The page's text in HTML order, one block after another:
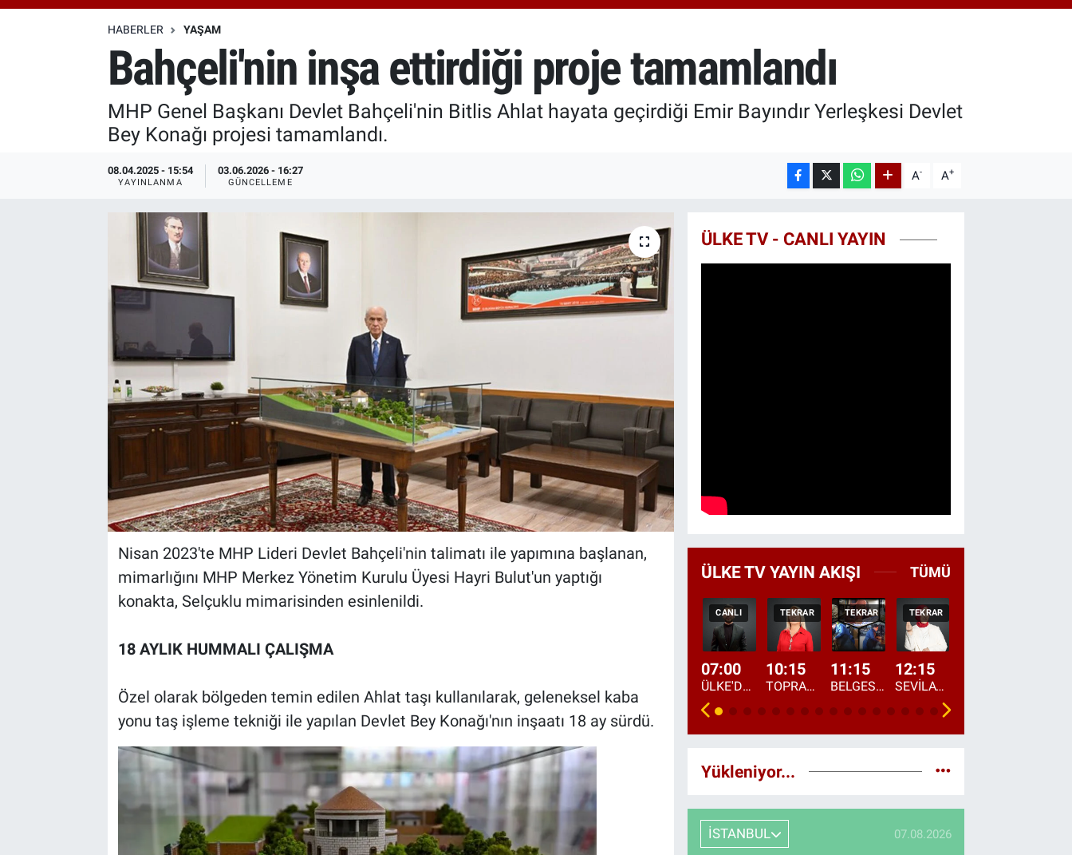
65.130,04
%1.2
HABERLER YAŞAM
Bahçeli'nin inşa ettirdiği proje tamamlandı
MHP Genel Başkanı Devlet Bahçeli'nin Bitlis Ahlat hayata geçirdiği Emir Bayındır Yerleşkesi Devlet
Bey Konağı projesi tamamlandı.
08.04.2025 - 15:54
YAYINLANMA
03.06.2026 - 16:27
GÜNCELLEME A- A+
Nisan 2023'te MHP Lideri Devlet Bahçeli'nin talimatı ile yapımına başlanan,
mimarlığını MHP Merkez Yönetim Kurulu Üyesi Hayri Bulut'un yaptığı
konakta, Selçuklu mimarisinden esinlenildi.
18 AYLIK HUMMALI ÇALIŞMA
Özel olarak bölgeden temin edilen Ahlat taşı kullanılarak, geleneksel kaba
yonu taş işleme tekniği ile yapılan Devlet Bey Konağı'nın inşaatı 18 ay sürdü.
ÜLKE TV - CANLI YAYIN
ÜLKE TV YAYIN AKIŞI TÜMÜ
CANLI
07:00
ÜLKE'DE BU SABAH
TEKRAR
10:15
TOPRAKTAN SOFRAYA
TEKRAR
11:15
BELGESEL: "ÜLKE'NİN ALIN TERİ"
TEKRAR
12:15
SEVİLAY SUNGUR İLE ELİMİN BEREKETİ
Yükleniyor...
İSTANBUL 07.08.2026
Özel Haberler
Özel Haberler
Haber Arşivi